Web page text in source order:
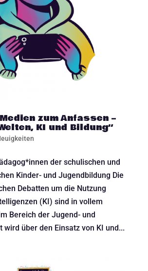
zum Anfassen –
KI und Bildung“
der schulischen und
Kinder- und Jugendbildung Die
Debatten um die Nutzung
(KI) sind in vollem
Bereich der Jugend- und
wird über den Einsatz von KI und...